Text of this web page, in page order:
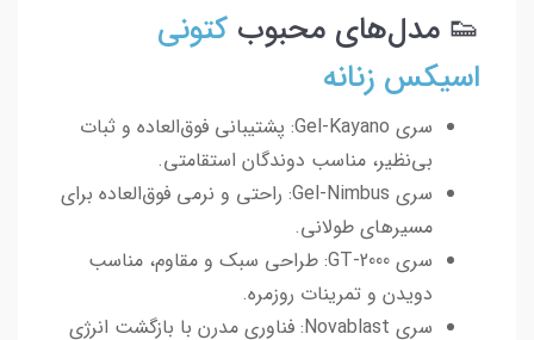
👟 مدل‌های محبوب کتونی
اسیکس زنانه
سری Gel-Kayano: پشتیبانی فوق‌العاده و ثبات
بی‌نظیر، مناسب دوندگان استقامتی.
سری Gel-Nimbus: راحتی و نرمی فوق‌العاده برای
مسیرهای طولانی.
سری GT-2000: طراحی سبک و مقاوم، مناسب
دویدن و تمرینات روزمره.
سری Novablast: فناوری مدرن با بازگشت انرژی